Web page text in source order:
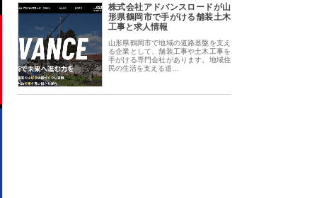
株式会社アドバンスロードが山
形県鶴岡市で手がける舗装土木
工事と求人情報
山形県鶴岡市で地域の道路基盤を支え
る企業として、舗装工事や土木工事を
手がける専門会社があります。地域住
民の生活を支える道…